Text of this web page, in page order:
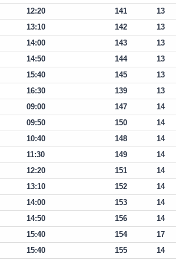
12:20 141 13
13:10 142 13
14:00 143 13
14:50 144 13
15:40 145 13
16:30 139 13
09:00 147 14
09:50 150 14
10:40 148 14
11:30 149 14
12:20 151 14
13:10 152 14
14:00 153 14
14:50 156 14
15:40 154 17
15:40 155 14